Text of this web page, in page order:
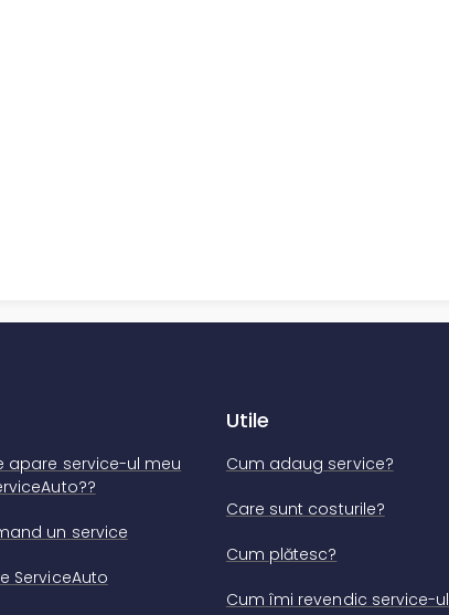
apare service-ul meu
un service
ServiceAuto
Utile
Cum adaug service?
Care sunt costurile?
Cum plătesc?
Cum îmi revendic service-ul